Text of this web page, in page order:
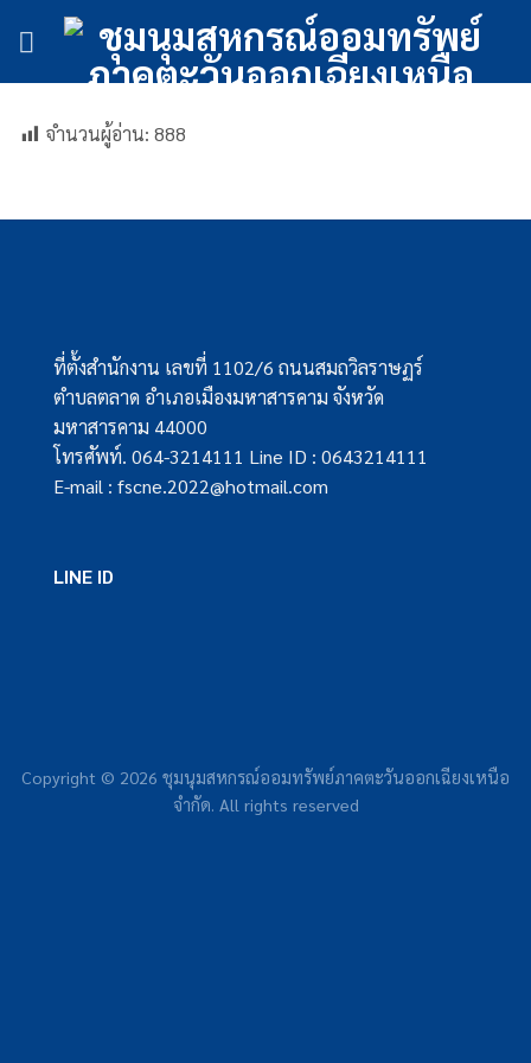
จำนวนผู้อ่าน: 888
ที่ตั้งสำนักงาน เลขที่ 1102/6 ถนนสมถวิลราษฏร์
ตำบลตลาด อำเภอเมืองมหาสารคาม จังหวัด
มหาสารคาม 44000
โทรศัพท์. 064-3214111 Line ID : 0643214111
E-mail : fscne.2022@hotmail.com
LINE ID
Copyright © 2026 ชุมนุมสหกรณ์ออมทรัพย์ภาคตะวันออกเฉียงเหนือ
จำกัด. All rights reserved